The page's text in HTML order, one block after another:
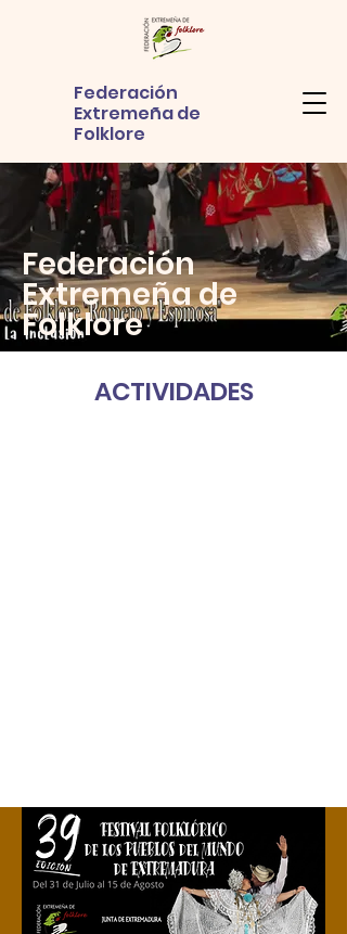
Federación
Extremeña de
Folklore
Federación
Extremeña de
Folklore
ACTIVIDADES